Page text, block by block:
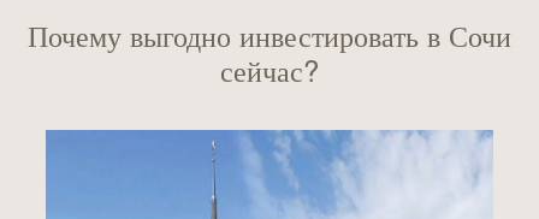
Почему выгодно инвестировать в Сочи
сейчас?